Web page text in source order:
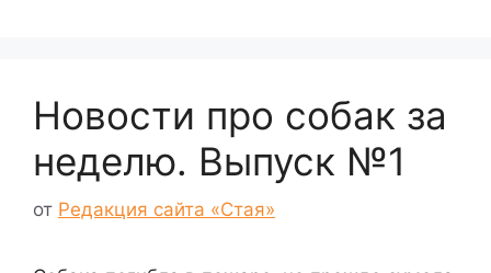
Новости про собак за
неделю. Выпуск №1
от Редакция сайта «Стая»